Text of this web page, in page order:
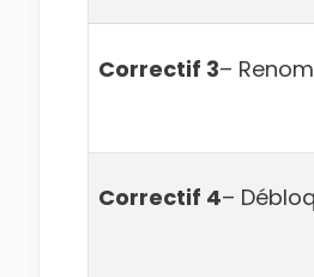
Correctif 3–
Correctif 4–